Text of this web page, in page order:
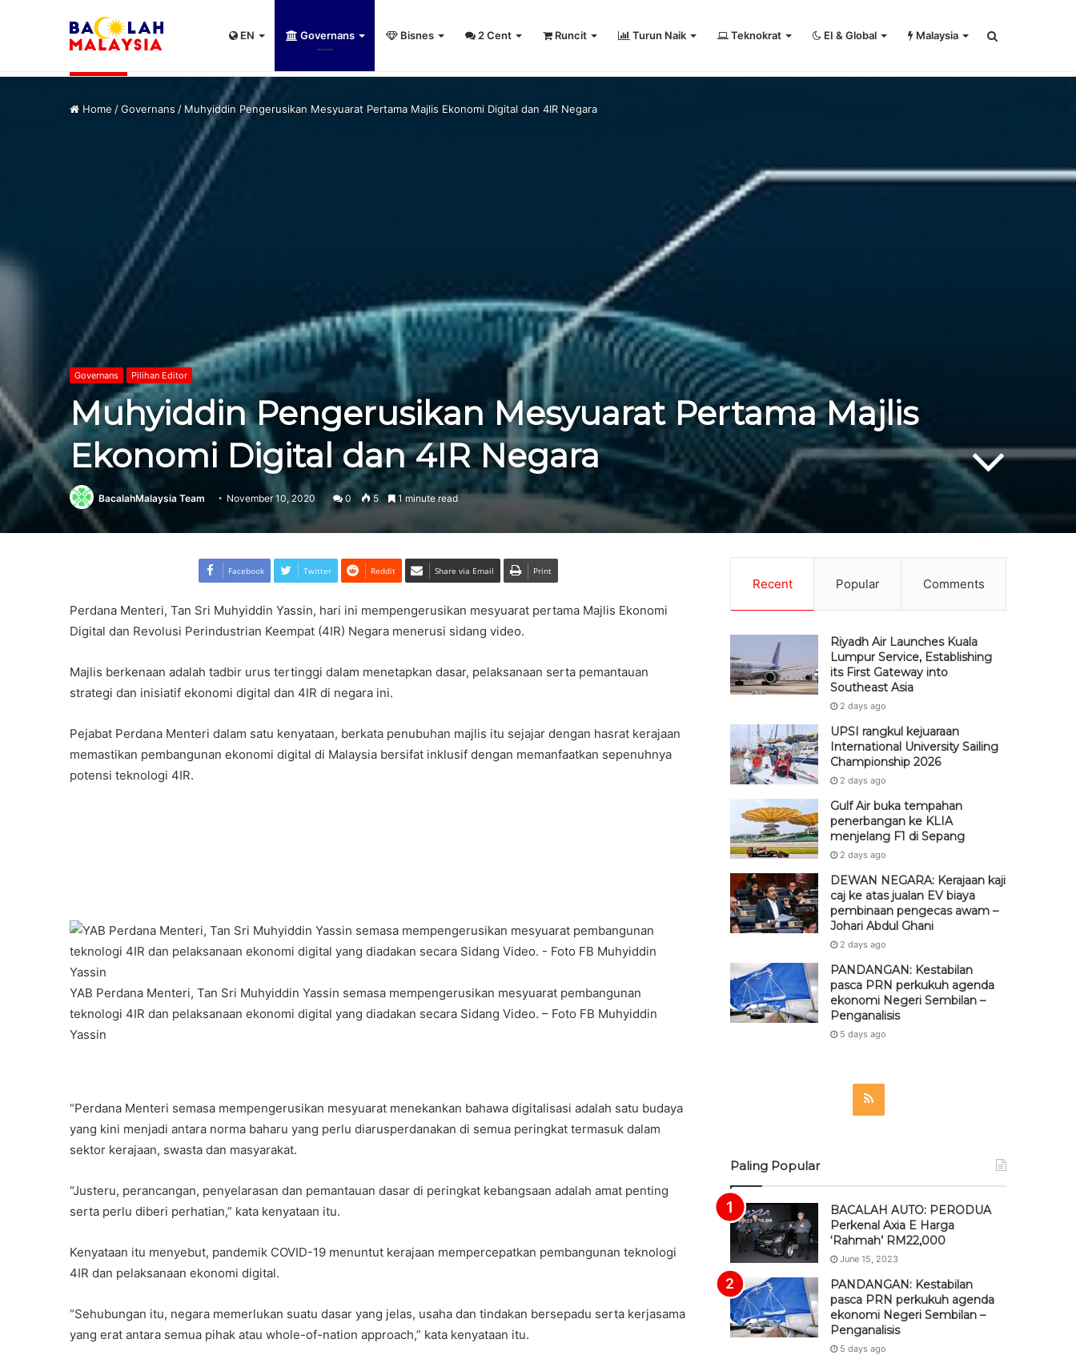
EN Governans Bisnes 2 Cent Runcit Turun Naik Teknokrat EI & Global Malaysia
Home /Governans / Muhyiddin Pengerusikan Mesyuarat Pertama Majlis Ekonomi Digital dan 4IR Negara
Governans Pilihan Editor
Muhyiddin Pengerusikan Mesyuarat Pertama Majlis
Ekonomi Digital dan 4IR Negara
BacalahMalaysia Team November 10, 2020 0 5 1 minute read
Facebook Twitter Reddit Share via Email Print
Perdana Menteri, Tan Sri Muhyiddin Yassin, hari ini mempengerusikan mesyuarat pertama Majlis Ekonomi
Digital dan Revolusi Perindustrian Keempat (4IR) Negara menerusi sidang video.
Majlis berkenaan adalah tadbir urus tertinggi dalam menetapkan dasar, pelaksanaan serta pemantauan
strategi dan inisiatif ekonomi digital dan 4IR di negara ini.
Pejabat Perdana Menteri dalam satu kenyataan, berkata penubuhan majlis itu sejajar dengan hasrat kerajaan
memastikan pembangunan ekonomi digital di Malaysia bersifat inklusif dengan memanfaatkan sepenuhnya
potensi teknologi 4IR.
YAB Perdana Menteri, Tan Sri Muhyiddin Yassin semasa mempengerusikan mesyuarat pembangunan
teknologi 4IR dan pelaksanaan ekonomi digital yang diadakan secara Sidang Video. – Foto FB Muhyiddin
Yassin
“Perdana Menteri semasa mempengerusikan mesyuarat menekankan bahawa digitalisasi adalah satu budaya
yang kini menjadi antara norma baharu yang perlu diarusperdanakan di semua peringkat termasuk dalam
sektor kerajaan, swasta dan masyarakat.
“Justeru, perancangan, penyelarasan dan pemantauan dasar di peringkat kebangsaan adalah amat penting
serta perlu diberi perhatian,” kata kenyataan itu.
Kenyataan itu menyebut, pandemik COVID-19 menuntut kerajaan mempercepatkan pembangunan teknologi
4IR dan pelaksanaan ekonomi digital.
“Sehubungan itu, negara memerlukan suatu dasar yang jelas, usaha dan tindakan bersepadu serta kerjasama
yang erat antara semua pihak atau whole-of-nation approach,” kata kenyataan itu.
Recent Popular Comments
Riyadh Air Launches Kuala
Lumpur Service, Establishing
its First Gateway into
Southeast Asia
2 days ago
UPSI rangkul kejuaraan
International University Sailing
Championship 2026
2 days ago
Gulf Air buka tempahan
penerbangan ke KLIA
menjelang F1 di Sepang
2 days ago
DEWAN NEGARA: Kerajaan kaji
caj ke atas jualan EV biaya
pembinaan pengecas awam –
Johari Abdul Ghani
2 days ago
PANDANGAN: Kestabilan
pasca PRN perkukuh agenda
ekonomi Negeri Sembilan –
Penganalisis
5 days ago
R
Paling Popular
BACALAH AUTO: PERODUA
Perkenal Axia E Harga
‘Rahmah’ RM22,000
June 15, 2023
PANDANGAN: Kestabilan
pasca PRN perkukuh agenda
ekonomi Negeri Sembilan –
Penganalisis
5 days ago